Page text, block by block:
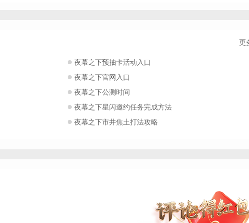
更
夜幕之下预抽卡活动入口
夜幕之下官网入口
夜幕之下公测时间
夜幕之下星闪邀约任务完成方法
夜幕之下市井焦土打法攻略